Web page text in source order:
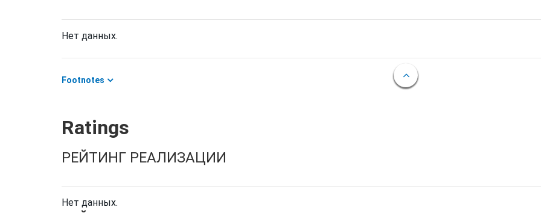
Нет данных.
Footnotes
Ratings
РЕЙТИНГ РЕАЛИЗАЦИИ
Нет данных.